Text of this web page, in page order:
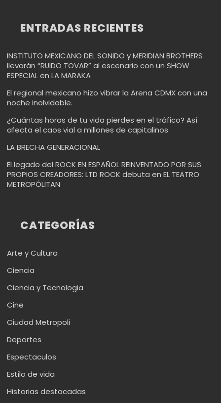
ENTRADAS RECIENTES
INSTITUTO MEXICANO DEL SONIDO y MERIDIAN BROTHERS
llevarán “RUIDO TOVAR” al escenario con un SHOW
ESPECIAL en LA MARAKA
El regional mexicano hizo vibrar la Arena CDMX con una
noche inolvidable.
¿Cuántas horas de tu vida pierdes en el tráfico? Así
afecta el caos vial a millones de capitalinos
LA BRECHA GENERACIONAL
El legado del ROCK EN ESPAÑOL REINVENTADO POR SUS
PROPIOS CREADORES: LTD ROCK debuta en EL TEATRO
METROPÓLITAN
CATEGORÍAS
Arte y Cultura
Ciencia
Ciencia y Tecnologia
Cine
Ciudad Metropoli
Deportes
Espectaculos
Estilo de vida
Historias destacadas